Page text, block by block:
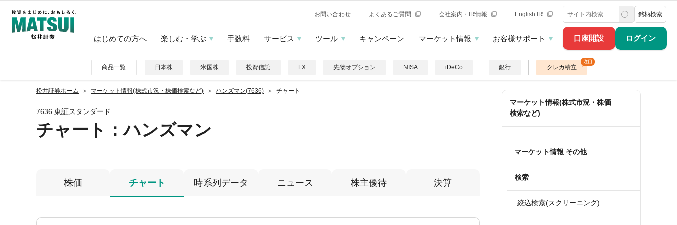
口座開設 ログイン
お問い合わせ よくあるご質問 会社案内・IR情報 English IR 銘柄検索
はじめての方へ 楽しむ・学ぶ 手数料 サービス ツール キャンペーン マーケット情報 お客様サポート
商品一覧 日本株 米国株 投資信託 FX 先物オプション NISA iDeCo 銀行 クレカ積立
松井証券ホーム マーケット情報(株式市況・株価検索など) ハンズマン(7636) チャート
7636 東証スタンダード
チャート：ハンズマン
株価 チャート 時系列データ ニュース 株主優待 決算
マーケット情報(株式市況・株価
検索など)
マーケット情報 その他
検索
絞込検索(スクリーニング)